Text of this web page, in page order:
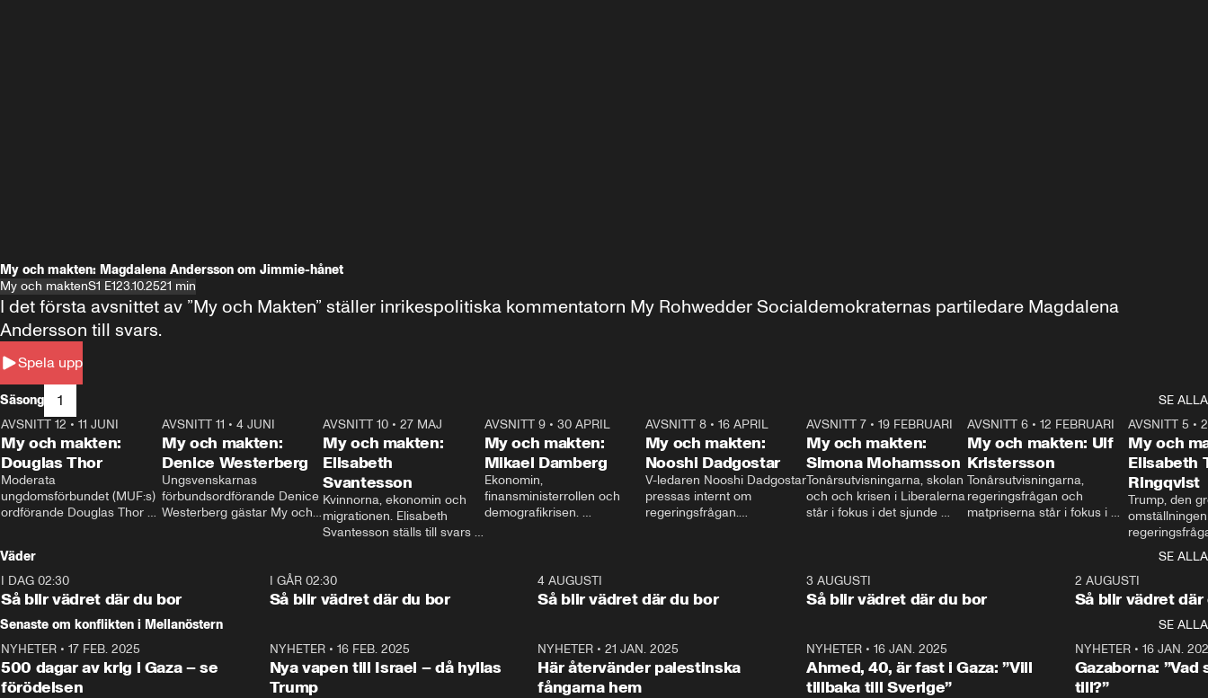
My och makten: Magdalena Andersson om Jimmie-hånet
My och maktenS1 E123.10.2521 min
Spela upp
I det första avsnittet av ”My och Makten” ställer inrikespolitiska kommentatorn My Rohwedder Socialdemokraternas partiledare Magdalena
Andersson till svars.
Säsong 1
SE ALLA
26:27
AVSNITT 12 • 11 JUNI
My och makten:
Douglas Thor
Moderata
ungdomsförbundet (MUF:s)
ordförande Douglas Thor
tonårsutvisningarna och hur
Moderaterna ska locka
väljare till valet i höst.
23:40
AVSNITT 11 •4 JUNI
My och makten:
Denice Westerberg
Ungsvenskarnas
förbundsordförande Denice
Westerberg gästar My och
AVSNITT 10 •27 MAJ
My och makten:
Elisabeth
Svantesson
Kvinnorna, ekonomin och
migrationen. Elisabeth
Svantesson ställs till svars
AVSNITT 9• 30 APRIL
My och makten:
Mikael Damberg
Ekonomin,
finansministerrollen och
demografikrisen.
och Makten.
AVSNITT 8• 16 APRIL
My och makten:
Nooshi Dadgostar
V-ledaren Nooshi Dadgostar
pressas internt om
regeringsfrågan.
– Vi ställer upp i val. Ska vi
vara med så sitter vi förstås
24:30
AVSNITT 7• 19 FEBRUARI
My och makten:
Simona Mohamsson
Tonårsutvisningarna, skolan
och och krisen i Liberalerna
står i fokus i det sjunde
kommentator My
Rohwedder ställer
utbildnings- och
Mohamsson till svars.
27:30
AVSNITT 6 •12 FEBRUARI
My och makten: Ulf
Kristersson
Tonårsutvisningarna,
regeringsfrågan och
matpriserna står i fokus i
Rohwedder ställer
statsminister Ulf Kristersson
AVSNITT 5 •
My och
Elisabeth
Ringqvist
Trump, den
centrum i
avsnittet av
Makten”. Se
Aftonbladets
Rohwedder
Thand Ring
Väder
SE ALLA
I DAG 02:30
Så blir vädret där du bor
1:06
I GÅR 02:30
Så blir vädret där du bor
4 AUGUSTI
Så blir vädret där du bor
3 AUGUSTI
Så blir vädret där du bor
2 AUGUSTI
Så blir vädret där
Senaste om konflikten i Mellanöstern
SE ALLA
NYHETER • 17 FEB. 2025
500 dagar av krig i Gaza – se
förödelsen
NYHETER• 16 FEB. 2025
Nya vapen till Israel – då hyllas
Trump
NYHETER •21 JAN. 2025
Här återvänder palestinska
fångarna hem
NYHETER• 16 JAN. 2025
Ahmed, 40, är fast i Gaza: ”Vill
tillbaka till Sverige”
NYHETER• 16 JAN.
Gazaborna:
till?”